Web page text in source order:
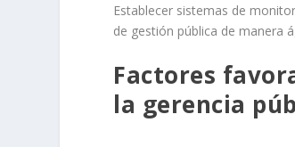
Establecer sistemas de
de gestión pública de manera
Factores
la gerencia